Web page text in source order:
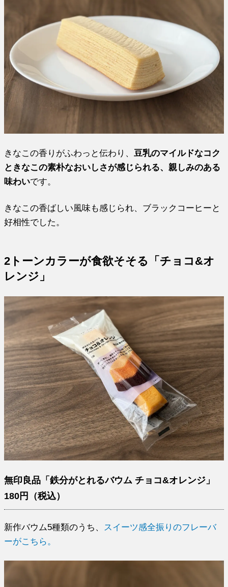
きなこの香りがふわっと伝わり、豆乳のマイルドなコク
ときなこの素朴なおいしさが感じられる、親しみのある
味わいです。
きなこの香ばしい風味も感じられ、ブラックコーヒーと
好相性でした。
2トーンカラーが食欲そそる「チョコ&オ
レンジ」
無印良品「鉄分がとれるバウム チョコ&オレンジ」
180円（税込）
新作バウム5種類のうち、 スイーツ感全振りのフレーバ
ーがこちら。